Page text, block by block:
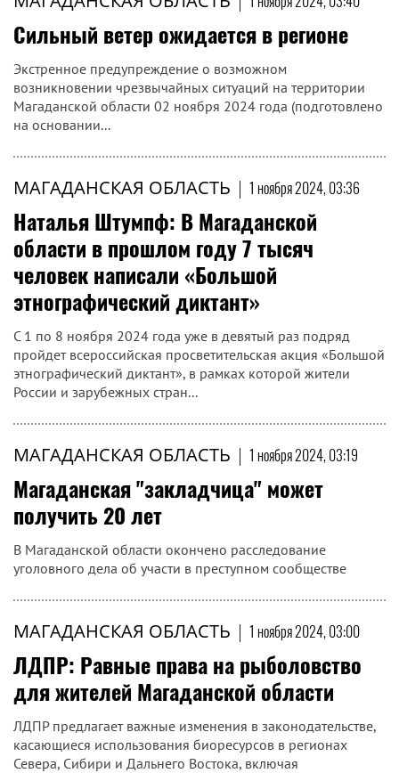
В УФСИН России по Магаданской
области прошел конкурс видеороликов
«За мир без зависимостей»
В региональном пенитенциарном ведомстве состоялось
подведение итогов конкурса видеороликов «За мир без
формирование, навыков здорового образа жизни.
МАГАДАНСКАЯ ОБЛАСТЬ|1 ноября 2024, 03:40
Сильный ветер ожидается в регионе
Экстренное предупреждение о возможном
возникновении чрезвычайных ситуаций на территории
Магаданской области 02 ноября 2024 года (подготовлено
на основании...
Наталья Штумпф: В Магаданской
области в прошлом году 7 тысяч
человек написали «Большой
этнографический диктант»
пройдет всероссийская просветительская акция «Большой
этнографический диктант», в рамках которой жители
России и зарубежных стран...
МАГАДАНСКАЯ ОБЛАСТЬ|1 ноября 2024, 03:19
Магаданская "закладчица" может
получить 20 лет